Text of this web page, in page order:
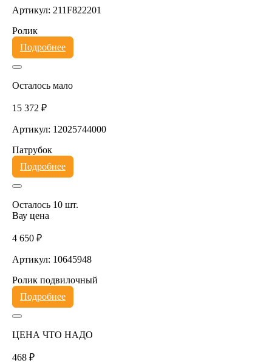
Артикул: 211F822201
Ролик
Подробнее
Осталось мало
15 372 ₽
Артикул: 12025744000
Патрубок
Подробнее
Осталось 10 шт.
Вау цена
4 650 ₽
Артикул: 10645948
Ролик подвилочный
Подробнее
ЦЕНА ЧТО НАДО
468 ₽